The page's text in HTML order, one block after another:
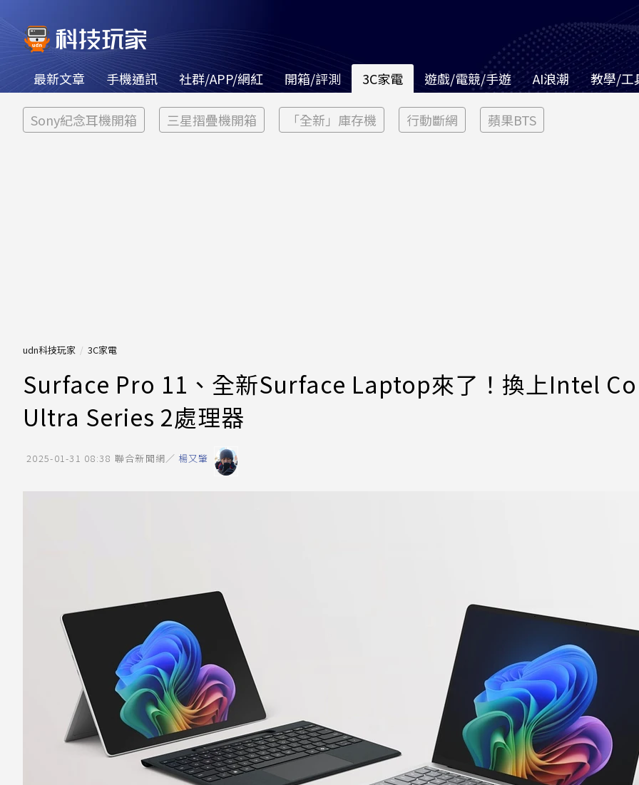
最新文章 手機通訊 社群/APP/網紅 開箱/評測 3C家電 遊戲/電競/手遊 AI浪潮 教學/工
Sony紀念耳機開箱 三星摺疊機開箱 「全新」庫存機 行動斷網 蘋果BTS
udn科技玩家 3C家電
Surface Pro 11、全新Surface Laptop來了！換上Intel
Ultra Series 2處理器
2025-01-31 08:38 聯合新聞網／ 楊又肇